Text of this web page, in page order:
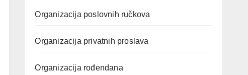
Organizacija poslovnih ručkova
Organizacija privatnih proslava
Organizacija rođendana